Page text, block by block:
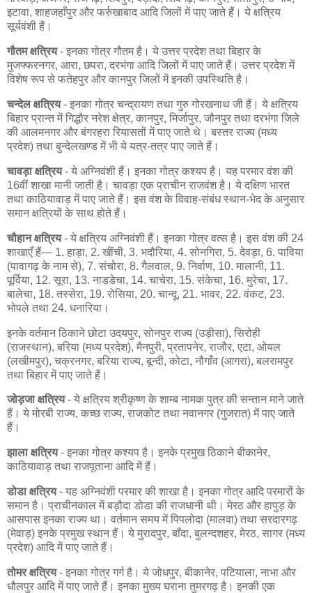
इटावा, शाहजहाँपुर और फर्रुखाबाद आदि जिलों में पाए जाते हैं। ये क्षत्रिय
सूर्यवंशी हैं।
गौतम क्षत्रिय- इनका गोत्र गौतम है। ये उत्तर प्रदेश तथा बिहार के
मुजफ्फरनगर, आरा, छपरा, दरभंगा आदि जिलों में पाए जाते हैं। उत्तर प्रदेश में
विशेष रूप से फतेहपुर और कानपुर जिलों में इनकी उपस्थिति है।
चन्देल क्षत्रिय- इनका गोत्र चन्द्रायण तथा गुरु गोरखनाथ जी हैं। ये क्षत्रिय
बिहार प्रान्त में गिद्धौर नरेश क्षेत्र, कानपुर, मिर्जापुर, जौनपुर तथा दरभंगा जिले
की आलमनगर और बंगरहरा रियासतों में पाए जाते थे। बस्तर राज्य (मध्य
प्रदेश) तथा बुन्देलखण्ड में भी ये यत्र-तत्र पाए जाते हैं।
चावड़ा क्षत्रिय- ये अग्निवंशी हैं। इनका गोत्र कश्यप है। यह परमार वंश की
16वीं शाखा मानी जाती है। चावड़ा एक प्राचीन राजवंश है। ये दक्षिण भारत
तथा काठियावाड़ में पाए जाते हैं। इस वंश के विवाह-संबंध स्थान-भेद के अनुसार
समान क्षत्रियों के साथ होते हैं।
चौहान क्षत्रिय- ये क्षत्रिय अग्निवंशी हैं। इनका गोत्र वत्स है। इस वंश की 24
शाखाएँ हैं— 1. हाड़ा, 2. खींची, 3. भदौरिया, 4. सोनगिरा, 5. देवड़ा, 6. पाविया
(पावागढ़ के नाम से), 7. संचोरा, 8. गैलवाल, 9. निर्वाण, 10. मालानी, 11.
पूर्विया, 12. सूरा, 13. नाडडेचा, 14. चाचेरा, 15. संकेचा, 16. मुरेचा, 17.
बालेचा, 18. तस्सेरा, 19. रोसिया, 20. चान्दू, 21. भावर, 22. वंकट, 23.
भोपले तथा 24. धनारिया।
इनके वर्तमान ठिकाने छोटा उदयपुर, सोनपुर राज्य (उड़ीसा), सिरोही
(राजस्थान), बरिया (मध्य प्रदेश), मैनपुरी, प्रतापनेर, राजौर, एटा, ओयल
(लखीमपुर), चक्रनगर, बरिया राज्य, बून्दी, कोटा, नौगाँव (आगरा), बलरामपुर
तथा बिहार में पाए जाते हैं।
जोड़जा क्षत्रिय- ये क्षत्रिय श्रीकृष्ण के शाम्ब नामक पुत्र की सन्तान माने जाते
हैं। ये मोरबी राज्य, कच्छ राज्य, राजकोट तथा नवानगर (गुजरात) में पाए जाते
हैं।
झाला क्षत्रिय- इनका गोत्र कश्यप है। इनके प्रमुख ठिकाने बीकानेर,
काठियावाड़ तथा राजपूताना आदि में हैं।
डोडा क्षत्रिय- यह अग्निवंशी परमार की शाखा है। इनका गोत्र आदि परमारों के
समान है। प्राचीनकाल में बड़ौदा डोडा की राजधानी थी। मेरठ और हापुड़ के
आसपास इनका राज्य था। वर्तमान समय में पिपलोदा (मालवा) तथा सरदारगढ़
(मेवाड़) इनके प्रमुख स्थान हैं। ये मुरादपुर, बाँदा, बुलन्दशहर, मेरठ, सागर (मध्य
प्रदेश) आदि में पाए जाते हैं।
तोमर क्षत्रिय- इनका गोत्र गर्ग है। ये जोधपुर, बीकानेर, पटियाला, नाभा और
धौलपुर आदि में पाए जाते हैं। इनका मुख्य घराना तुमरगढ़ है। इनकी एक